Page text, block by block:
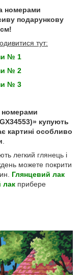
номерами
подарункову
тут:
№ 1
№ 2
№ 3
номерами
купують
картині особливо
легкий глянець і
можете покрити
Глянцевий лак
лак прибере